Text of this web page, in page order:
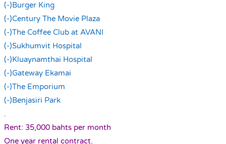
(-)Burger King
(-)Century The Movie Plaza
(-)The Coffee Club at AVANI
(-)Sukhumvit Hospital
(-)Kluaynamthai Hospital
(-)Gateway Ekamai
(-)The Emporium
(-)Benjasiri Park
.
Rent: 35,000 bahts per month
One year rental contract.